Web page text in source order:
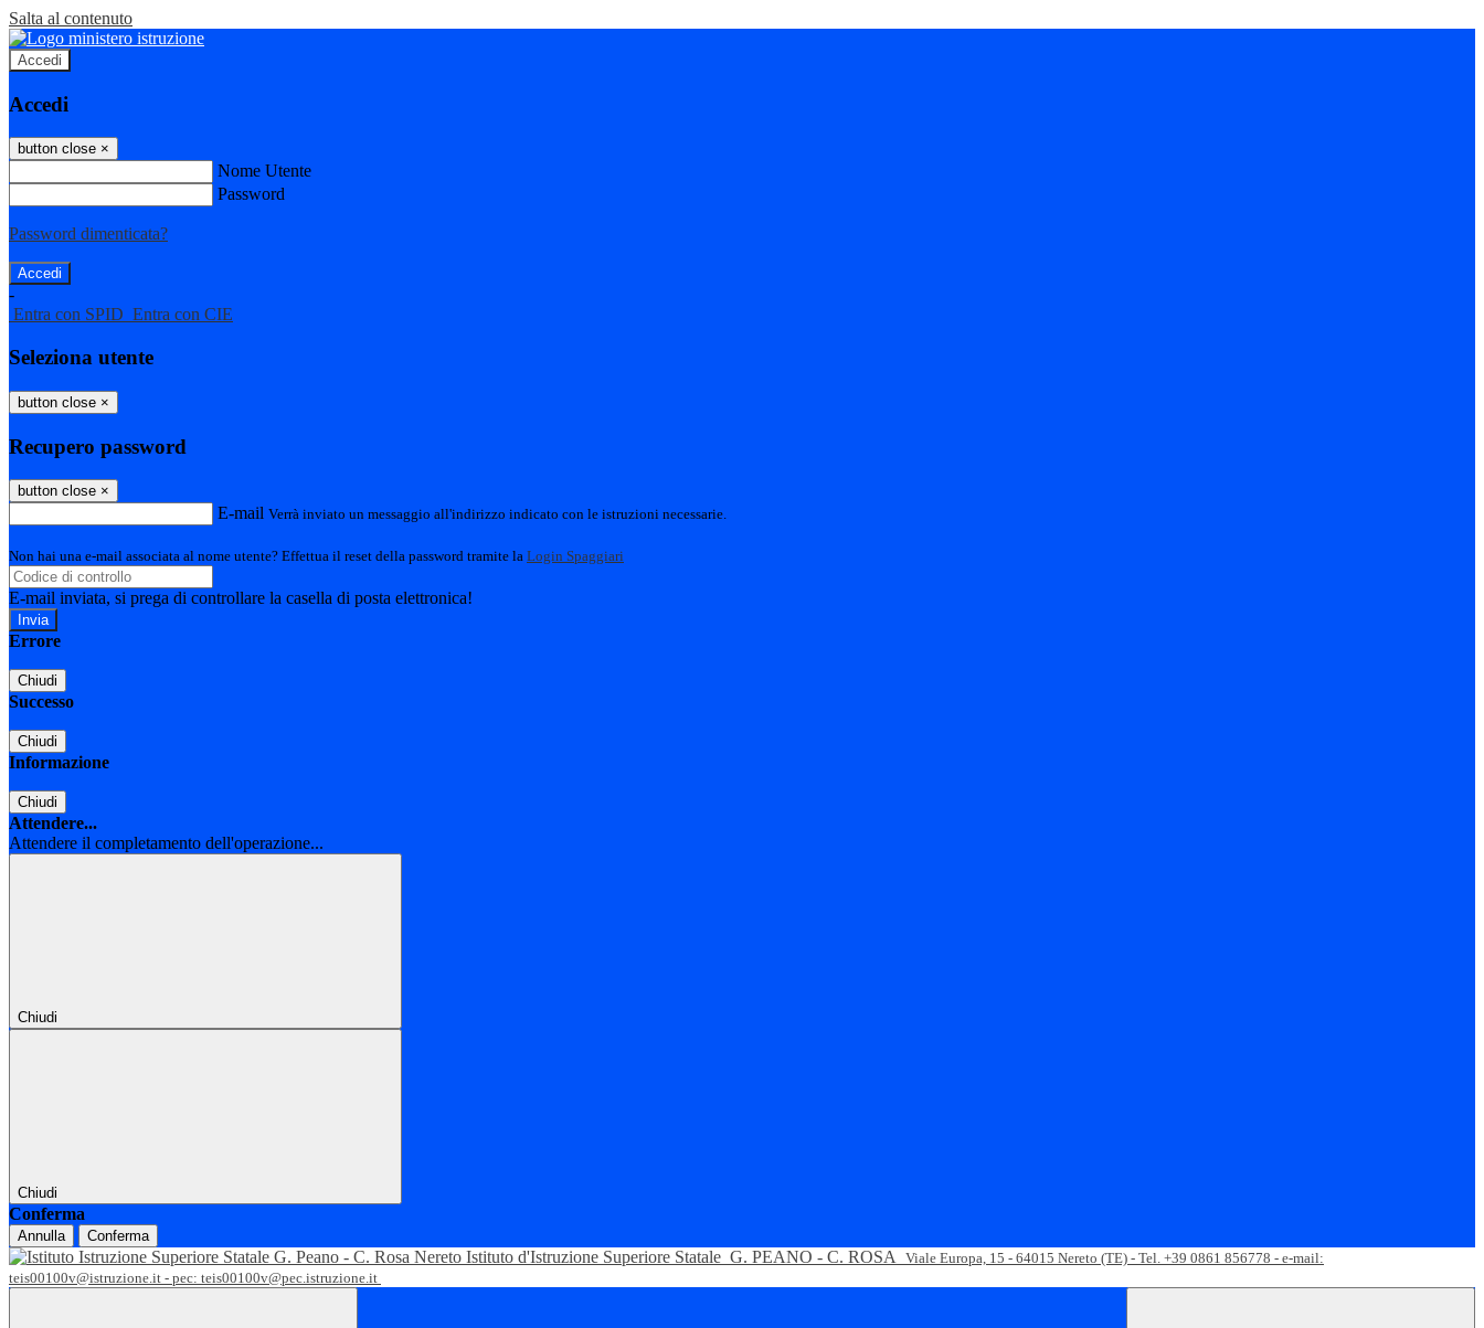
Salta al contenuto
Accedi
Accedi
button close ×
Nome Utente
Password
Password dimenticata?
-
Entra con SPID Entra con CIE
Seleziona utente
button close ×
Recupero password
button close ×
E-mail Verrà inviato un messaggio all'indirizzo indicato con le istruzioni necessarie.
Non hai una e-mail associata al nome utente? Effettua il reset della password tramite la Login Spaggiari
E-mail inviata, si prega di controllare la casella di posta elettronica!
Errore
Chiudi
Successo
Chiudi
Informazione
Chiudi
Attendere...
Attendere il completamento dell'operazione...
Chiudi
Chiudi
Conferma
Annulla Conferma
Istituto d'Istruzione Superiore Statale G. PEANO - C. ROSA
Viale Europa, 15 - 64015 Nereto (TE) - Tel. +39 0861 856778 - e-mail:
teis00100v@istruzione.it - pec: teis00100v@pec.istruzione.it